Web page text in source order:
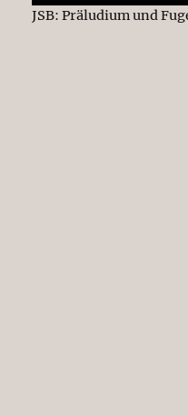
JSB: Präludium und